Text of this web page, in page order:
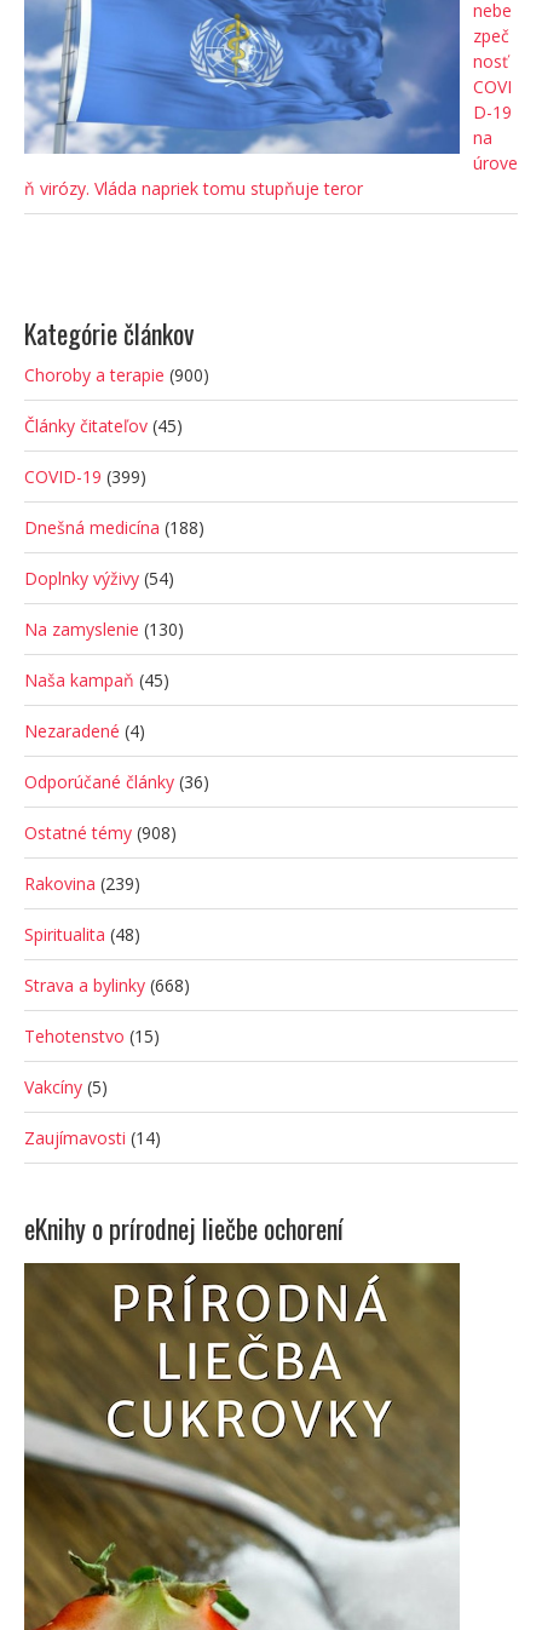
nebe
zpeč
nosť
COVI
D-19
na
úrove
ň virózy. Vláda napriek tomu stupňuje teror
Kategórie článkov
Choroby a terapie (900)
Články čitateľov (45)
COVID-19 (399)
Dnešná medicína (188)
Doplnky výživy (54)
Na zamyslenie (130)
Naša kampaň (45)
Nezaradené (4)
Odporúčané články (36)
Ostatné témy (908)
Rakovina (239)
Spiritualita (48)
Strava a bylinky (668)
Tehotenstvo (15)
Vakcíny (5)
Zaujímavosti (14)
eKnihy o prírodnej liečbe ochorení